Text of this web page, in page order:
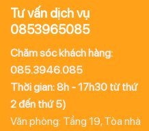
Tư vấn dịch vụ
0853965085
Chăm sóc khách hàng:
085.3946.085
Thời gian: 8h - 17h30 từ thứ
2 đến thứ 5)
Văn phòng: Tầng 19, Tòa nhà